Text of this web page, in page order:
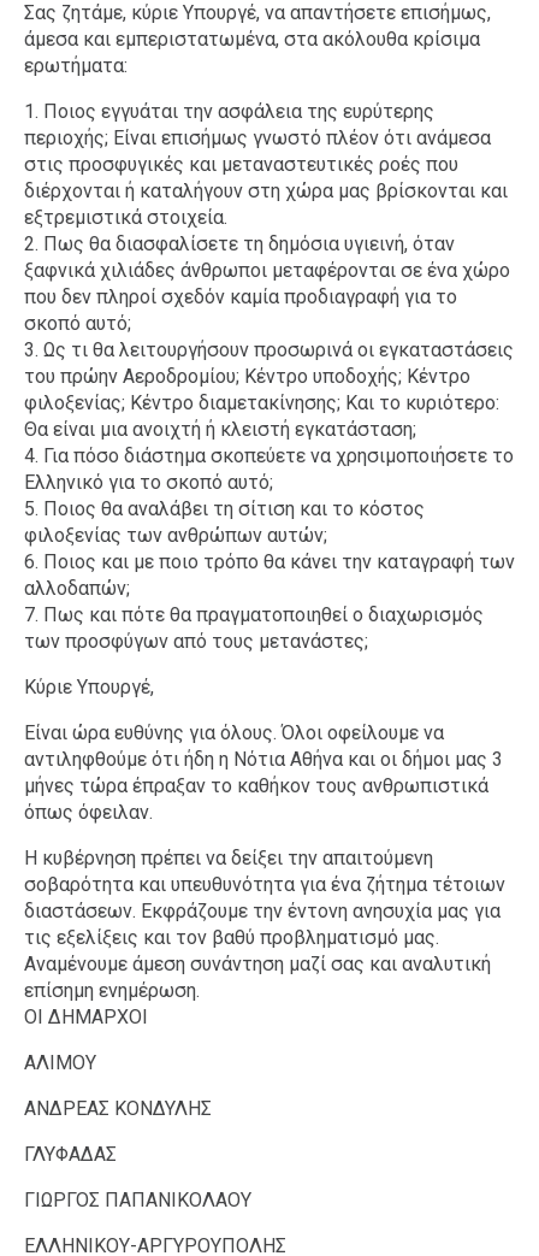
Σας ζητάμε, κύριε Υπουργέ, να απαντήσετε επισήμως,
άμεσα και εμπεριστατωμένα, στα ακόλουθα κρίσιμα
ερωτήματα:
1. Ποιος εγγυάται την ασφάλεια της ευρύτερης
περιοχής; Είναι επισήμως γνωστό πλέον ότι ανάμεσα
στις προσφυγικές και μεταναστευτικές ροές που
διέρχονται ή καταλήγουν στη χώρα μας βρίσκονται και
εξτρεμιστικά στοιχεία.
2. Πως θα διασφαλίσετε τη δημόσια υγιεινή, όταν
ξαφνικά χιλιάδες άνθρωποι μεταφέρονται σε ένα χώρο
που δεν πληροί σχεδόν καμία προδιαγραφή για το
σκοπό αυτό;
3. Ως τι θα λειτουργήσουν προσωρινά οι εγκαταστάσεις
του πρώην Αεροδρομίου; Κέντρο υποδοχής; Κέντρο
φιλοξενίας; Κέντρο διαμετακίνησης; Και το κυριότερο:
Θα είναι μια ανοιχτή ή κλειστή εγκατάσταση;
4. Για πόσο διάστημα σκοπεύετε να χρησιμοποιήσετε το
Ελληνικό για το σκοπό αυτό;
5. Ποιος θα αναλάβει τη σίτιση και το κόστος
φιλοξενίας των ανθρώπων αυτών;
6. Ποιος και με ποιο τρόπο θα κάνει την καταγραφή των
αλλοδαπών;
7. Πως και πότε θα πραγματοποιηθεί ο διαχωρισμός
των προσφύγων από τους μετανάστες;
Κύριε Υπουργέ,
Είναι ώρα ευθύνης για όλους. Όλοι οφείλουμε να
αντιληφθούμε ότι ήδη η Νότια Αθήνα και οι δήμοι μας 3
μήνες τώρα έπραξαν το καθήκον τους ανθρωπιστικά
όπως όφειλαν.
Η κυβέρνηση πρέπει να δείξει την απαιτούμενη
σοβαρότητα και υπευθυνότητα για ένα ζήτημα τέτοιων
διαστάσεων. Εκφράζουμε την έντονη ανησυχία μας για
τις εξελίξεις και τον βαθύ προβληματισμό μας.
Αναμένουμε άμεση συνάντηση μαζί σας και αναλυτική
επίσημη ενημέρωση.
ΟΙ ΔΗΜΑΡΧΟΙ
ΑΛΙΜΟΥ
ΑΝΔΡΕΑΣ ΚΟΝΔΥΛΗΣ
ΓΛΥΦΑΔΑΣ
ΓΙΩΡΓΟΣ ΠΑΠΑΝΙΚΟΛΑΟΥ
ΕΛΛΗΝΙΚΟΥ-ΑΡΓΥΡΟΥΠΟΛΗΣ